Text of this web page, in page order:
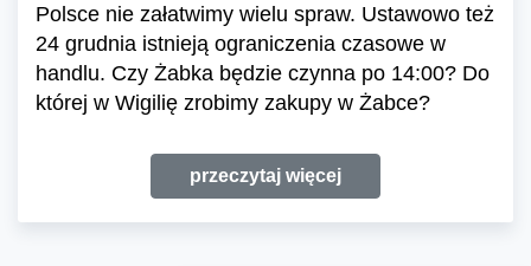
Polsce nie załatwimy wielu spraw. Ustawowo też
24 grudnia istnieją ograniczenia czasowe w
handlu. Czy Żabka będzie czynna po 14:00? Do
której w Wigilię zrobimy zakupy w Żabce?
przeczytaj więcej